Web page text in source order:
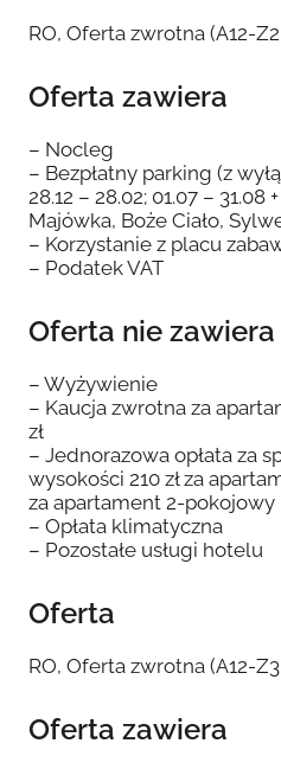
RO, Oferta zwrotna (A12-
Oferta zawiera
– Nocleg
– Bezpłatny parking (z
28.12 – 28.02; 01.07 –
Majówka, Boże Ciało,
– Korzystanie z placu
– Podatek VAT
Oferta nie zawiera
– Wyżywienie
– Kaucja zwrotna za
zł
– Jednorazowa opłata za
wysokości 210 zł za
za apartament 2-pokojowy
– Opłata klimatyczna
– Pozostałe usługi hotelu
Oferta
RO, Oferta zwrotna (A12-
Oferta zawiera